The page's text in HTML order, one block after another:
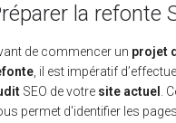
la refonte
de commencer un projet
, il est impératif
SEO de votre site actuel
.
permet d'identifier les